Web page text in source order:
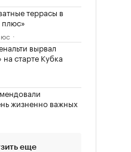
террасы в
плюс»
вырвал
старте Кубка
жизненно важных
еще